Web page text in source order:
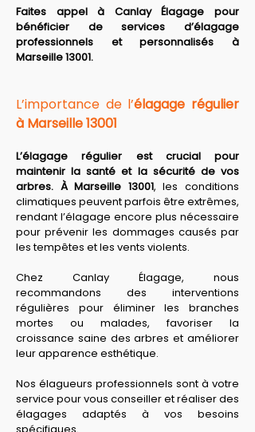
Faites appel à Canlay Élagage pour
bénéficier de services d’élagage
professionnels et personnalisés à
Marseille 13001.
L’importance de l’élagage régulier
à Marseille 13001
L’élagage régulier est crucial pour
maintenir la santé et la sécurité de vos
arbres. À Marseille 13001, les conditions
climatiques peuvent parfois être extrêmes,
rendant l’élagage encore plus nécessaire
pour prévenir les dommages causés par
les tempêtes et les vents violents.
Chez Canlay Élagage, nous
recommandons des interventions
régulières pour éliminer les branches
mortes ou malades, favoriser la
croissance saine des arbres et améliorer
leur apparence esthétique.
Nos élagueurs professionnels sont à votre
service pour vous conseiller et réaliser des
élagages adaptés à vos besoins